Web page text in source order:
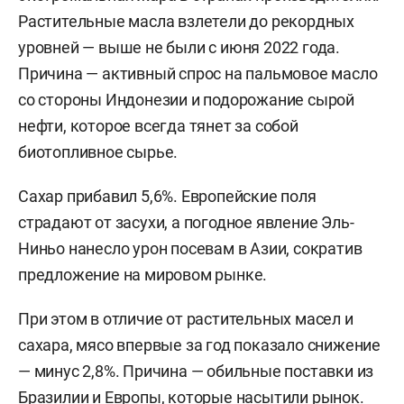
Растительные масла взлетели до рекордных
уровней — выше не были с июня 2022 года.
Причина — активный спрос на пальмовое масло
со стороны Индонезии и подорожание сырой
нефти, которое всегда тянет за собой
биотопливное сырье.
Сахар прибавил 5,6%. Европейские поля
страдают от засухи, а погодное явление Эль-
Ниньо нанесло урон посевам в Азии, сократив
предложение на мировом рынке.
При этом в отличие от растительных масел и
сахара, мясо впервые за год показало снижение
— минус 2,8%. Причина — обильные поставки из
Бразилии и Европы, которые насытили рынок.